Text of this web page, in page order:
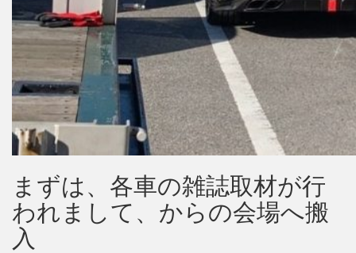
まずは、各車の雑誌取材が行
われまして、からの会場へ搬
入